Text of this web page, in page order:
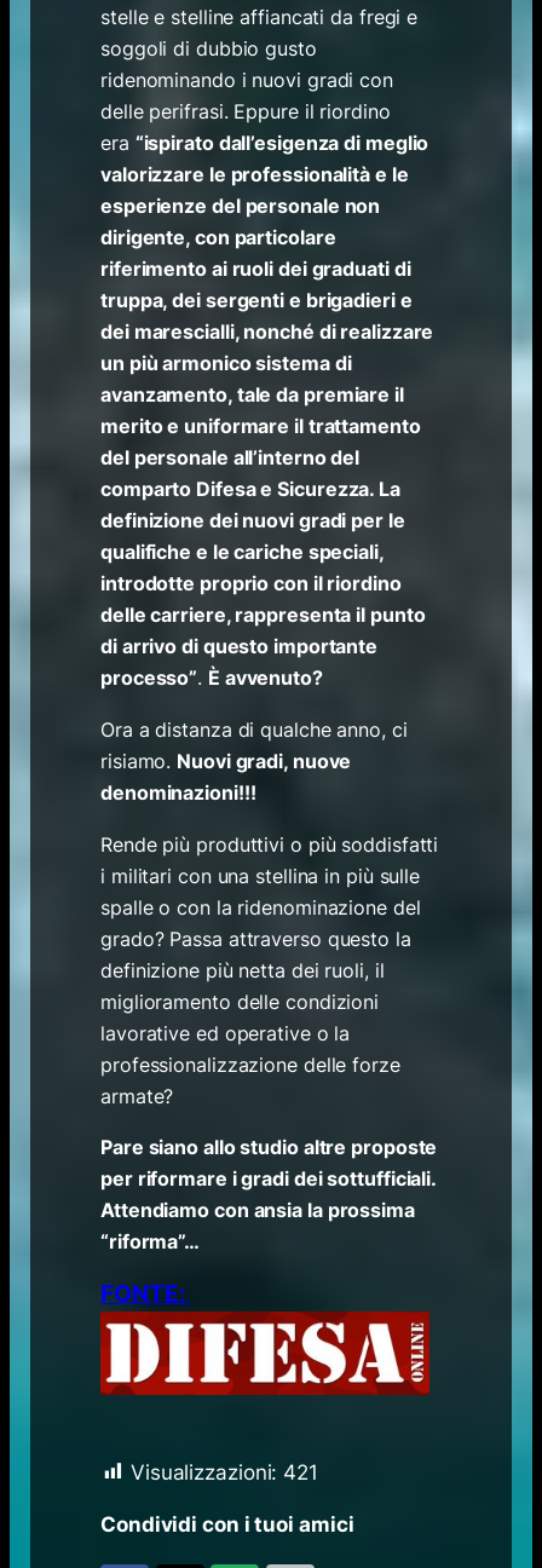
stelle e stelline affiancati da fregi e
soggoli di dubbio gusto
ridenominando i nuovi gradi con
delle perifrasi. Eppure il riordino
era “ispirato dall’esigenza di meglio
valorizzare le professionalità e le
esperienze del personale non
dirigente, con particolare
riferimento ai ruoli dei graduati di
truppa, dei sergenti e brigadieri e
dei marescialli, nonché di realizzare
un più armonico sistema di
avanzamento, tale da premiare il
merito e uniformare il trattamento
del personale all’interno del
comparto Difesa e Sicurezza. La
definizione dei nuovi gradi per le
qualifiche e le cariche speciali,
introdotte proprio con il riordino
delle carriere, rappresenta il punto
di arrivo di questo importante
processo”. È avvenuto?
Ora a distanza di qualche anno, ci
risiamo. Nuovi gradi, nuove
denominazioni!!!
Rende più produttivi o più soddisfatti
i militari con una stellina in più sulle
spalle o con la ridenominazione del
grado? Passa attraverso questo la
definizione più netta dei ruoli, il
miglioramento delle condizioni
lavorative ed operative o la
professionalizzazione delle forze
armate?
Pare siano allo studio altre proposte
per riformare i gradi dei sottufficiali.
Attendiamo con ansia la prossima
“riforma”…
FONTE:
Visualizzazioni: 421
Condividi con i tuoi amici